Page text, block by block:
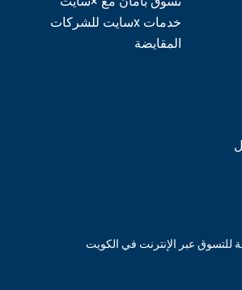
خدمات xسايت للشركات
المقايضة
عبر الإنترنت في الكويت